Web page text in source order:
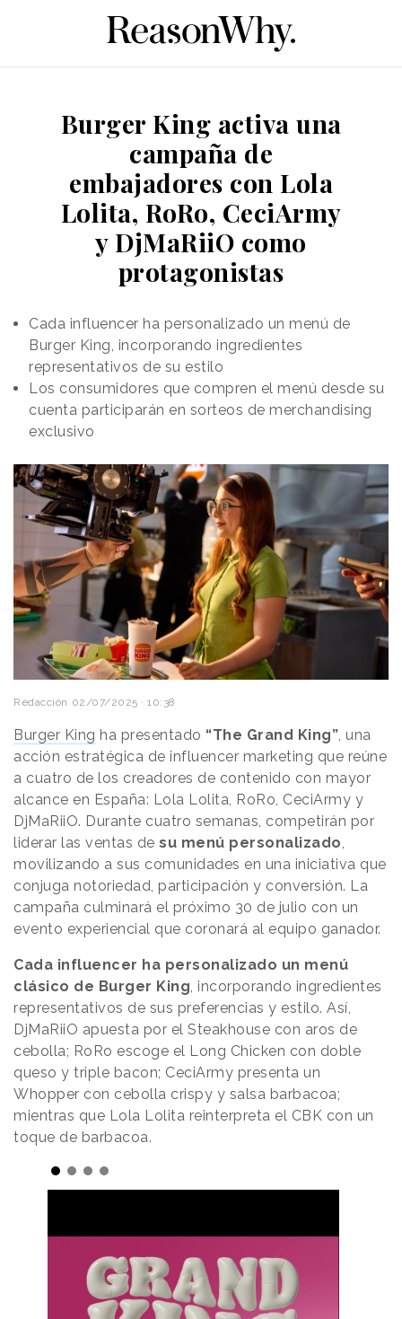
Burger King activa una
campaña de
embajadores con Lola
Lolita, RoRo, CeciArmy
y DjMaRiiO como
protagonistas
Cada influencer ha personalizado un menú de
Burger King, incorporando ingredientes
representativos de su estilo
Los consumidores que compren el menú desde su
cuenta participarán en sorteos de merchandising
exclusivo
Redacción 02/07/2025 · 10:38
Burger King ha presentado “The Grand King”, una
acción estratégica de influencer marketing que reúne
a cuatro de los creadores de contenido con mayor
alcance en España: Lola Lolita, RoRo, CeciArmy y
DjMaRiiO. Durante cuatro semanas, competirán por
liderar las ventas de su menú personalizado,
movilizando a sus comunidades en una iniciativa que
conjuga notoriedad, participación y conversión. La
campaña culminará el próximo 30 de julio con un
evento experiencial que coronará al equipo ganador.
Cada influencer ha personalizado un menú
clásico de Burger King, incorporando ingredientes
representativos de sus preferencias y estilo. Así,
DjMaRiiO apuesta por el Steakhouse con aros de
cebolla; RoRo escoge el Long Chicken con doble
queso y triple bacon; CeciArmy presenta un
Whopper con cebolla crispy y salsa barbacoa;
mientras que Lola Lolita reinterpreta el CBK con un
toque de barbacoa.